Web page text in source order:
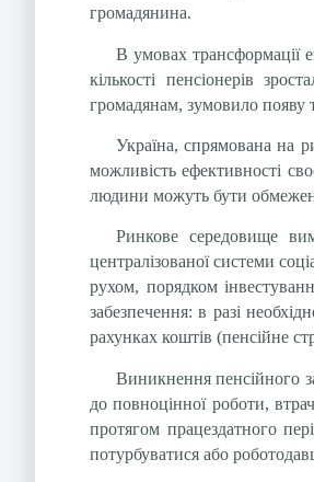
громадянина.
В умовах трансформації
кількості пенсіонерів
громадянам, зумовило появу
Україна, спрямована на
можливість ефективності
людини можуть бути
Ринкове середовище
централізованої системи
рухом, порядком
забезпечення: в разі
рахунках коштів (пенсійне
Виникнення пенсійного
до повноцінної роботи,
протягом працездатного
потурбуватися або